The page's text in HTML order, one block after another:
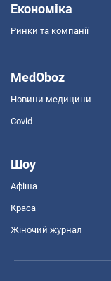
Економіка
Ринки та компанії
MedOboz
Новини медицини
Covid
Шоу
Афіша
Краса
Жіночий журнал